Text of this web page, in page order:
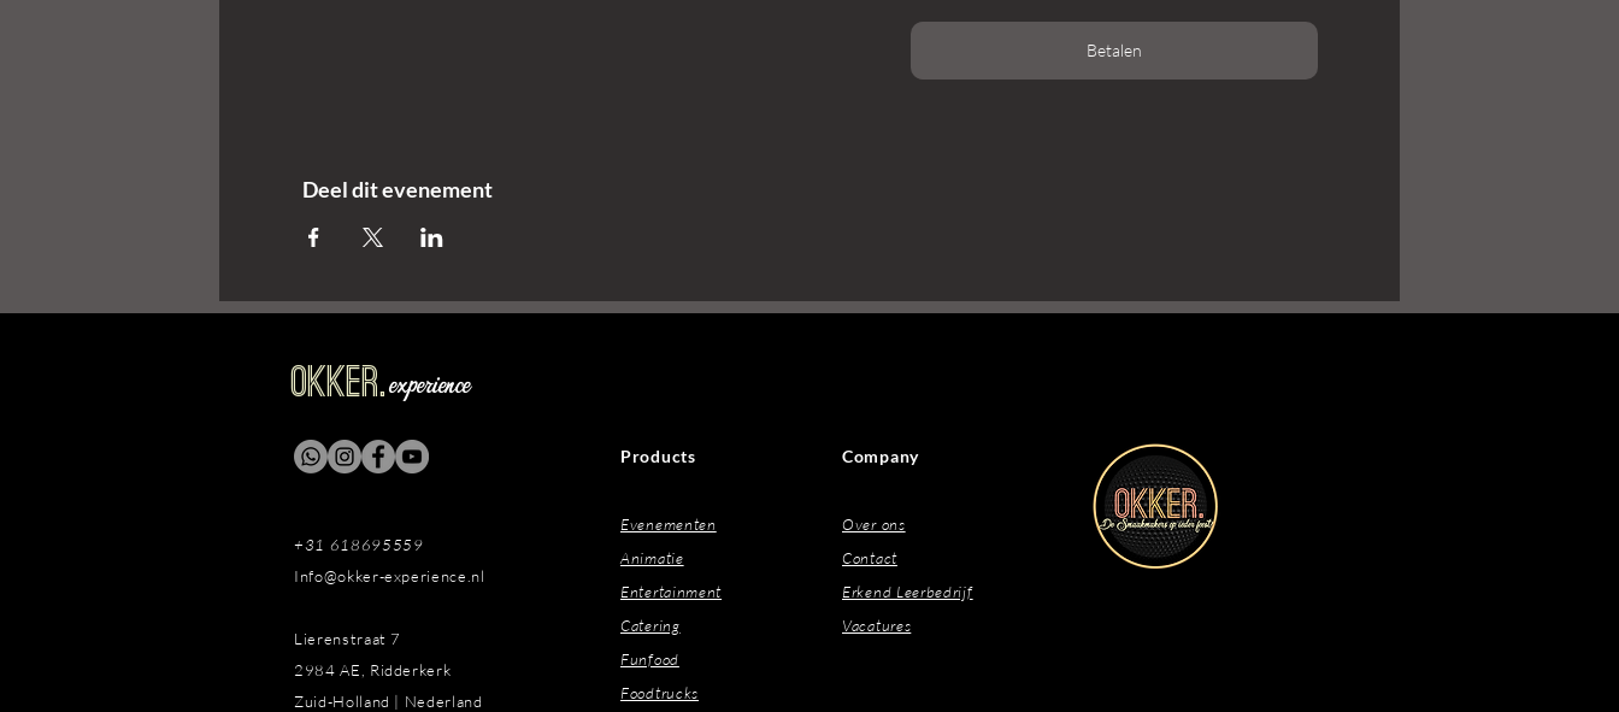
Betalen
Deel dit evenement
OKKER.experience
+31 618695559
Info@okker-experience.nl
Lierenstraat 7
2984 AE, Ridderkerk
Zuid-Holland | Nederland
Products
Evenementen
Animatie
Entertainment
Catering
Funfood
Foodtrucks
Company
Over ons
Contact
Erkend Leerbedrijf
Vacatures